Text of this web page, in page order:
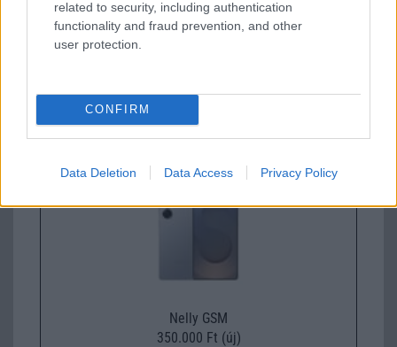
related to security, including authentication
functionality and fraud prevention, and other
user protection.
CONFIRM
Data Deletion Data Access Privacy Policy
232.000 Ft (új)
Nelly GSM
350.000 Ft (új)